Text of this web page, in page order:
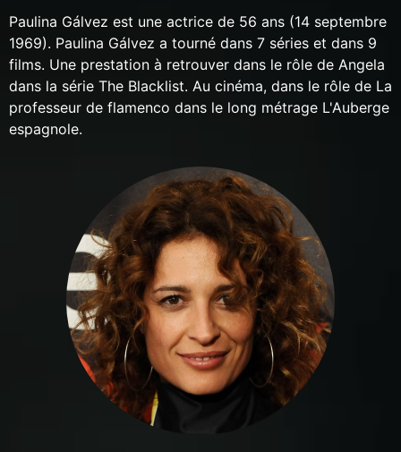
Paulina Gálvez est une actrice de 56 ans (14 septembre
1969). Paulina Gálvez a tourné dans 7 séries et dans 9
films. Une prestation à retrouver dans le rôle de Angela
dans la série The Blacklist. Au cinéma, dans le rôle de La
professeur de flamenco dans le long métrage L'Auberge
espagnole.